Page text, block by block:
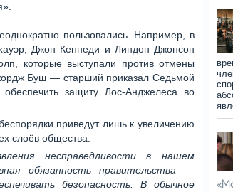
пользовались. Например, в
Джон Кеннеди и Линдон Джонсон
которые выступали против отмены
Буш — старший приказал Седьмой
защиту Лос-Анджелеса во
приведут лишь к увеличению
слоёв общества.
несправедливости в нашем
обязанность правительства —
безопасность. В обычное